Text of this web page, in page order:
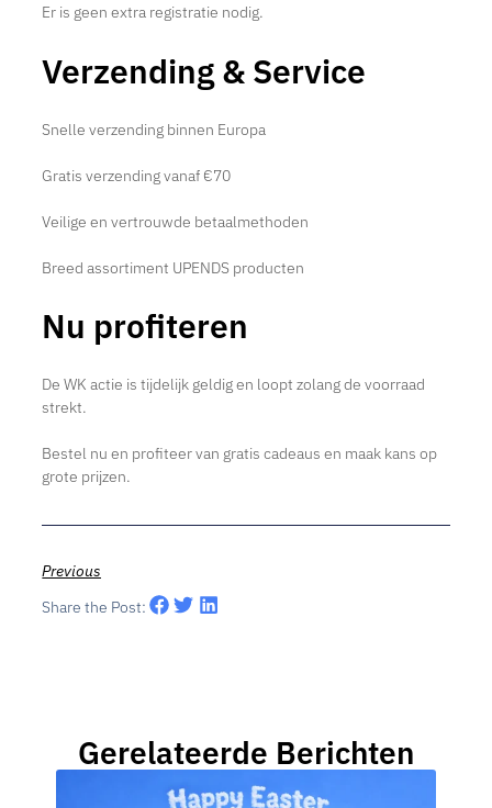
Er is geen extra registratie nodig.
Verzending & Service
Snelle verzending binnen Europa
Gratis verzending vanaf €70
Veilige en vertrouwde betaalmethoden
Breed assortiment UPENDS producten
Nu profiteren
De WK actie is tijdelijk geldig en loopt zolang de voorraad
strekt.
Bestel nu en profiteer van gratis cadeaus en maak kans op
grote prijzen.
Previous
Share the Post:
Gerelateerde Berichten